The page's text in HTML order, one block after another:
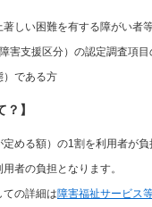
しい困難を有する障がい
害支援区分）の認定調査項
）である方
】
める額）の1割を利用者が
者の負担となります。
ての詳細は障害福祉サービス